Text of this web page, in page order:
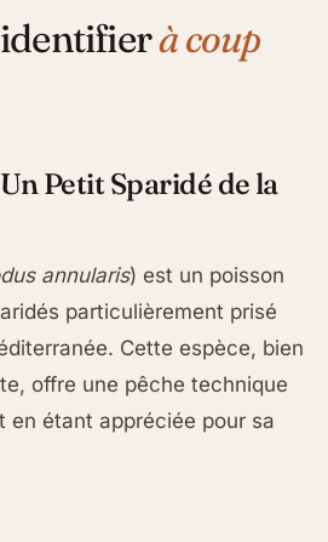
à coup
Petit Sparidé de la
annularis) est un poisson
particulièrement prisé
Cette espèce, bien
offre une pêche technique
en étant appréciée pour sa